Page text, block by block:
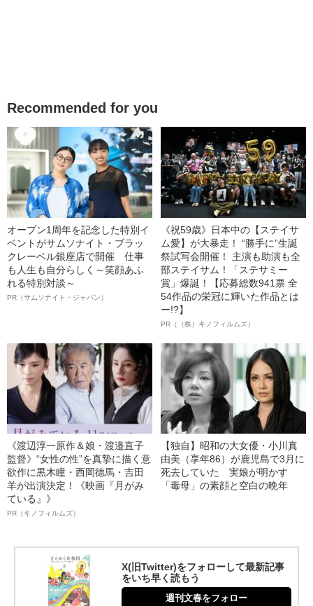
Recommended for you
オープン1周年を記念した特別イ
ベントがサムソナイト・ブラッ
クレーベル銀座店で開催 仕事
も人生も自分らしく～笑顔あふ
れる特別対談～
PR（サムソナイト・ジャパン）
《祝59歳》日本中の【ステイサ
ム愛】が大暴走！ “勝手に”生誕
祭試写会開催！ 主演も助演も全
部ステイサム！「ステサミー
賞」爆誕！【応募総数941票 全
54作品の栄冠に輝いた作品とは
ー!?】
PR（（株）キノフィルムズ）
《渡辺淳一原作＆娘・渡邉直子
監督》“女性の性”を真摯に描く意
欲作に黒木瞳・西岡德馬・吉田
羊が出演決定！《映画『月がみ
ている』》
PR（キノフィルムズ）
【独自】昭和の大女優・小川真
由美（享年86）が鹿児島で3月に
死去していた 実娘が明かす
「毒母」の素顔と空白の晩年
X(旧Twitter)をフォローして最新記事
をいち早く読もう
週刊文春をフォロー